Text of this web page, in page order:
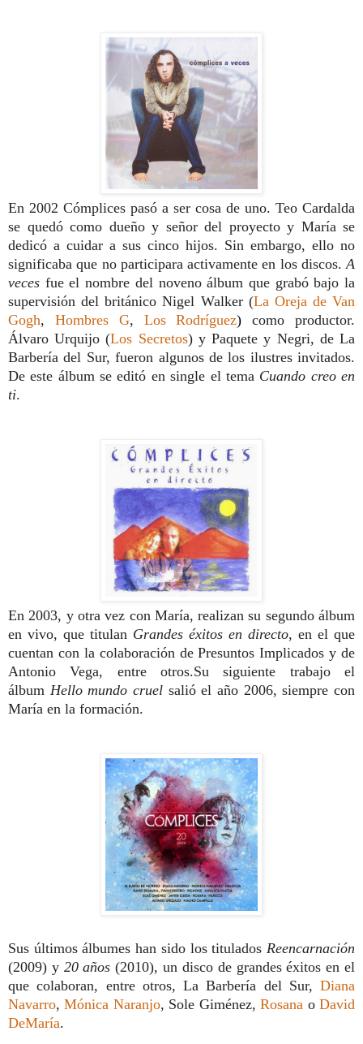
En 2002 Cómplices pasó a ser cosa de uno. Teo Cardalda
se quedó como dueño y señor del proyecto y María se
dedicó a cuidar a sus cinco hijos. Sin embargo, ello no
significaba que no participara activamente en los discos. A
veces fue el nombre del noveno álbum que grabó bajo la
supervisión del británico Nigel Walker (La Oreja de Van
Gogh, Hombres G, Los Rodríguez) como productor.
Álvaro Urquijo (Los Secretos) y Paquete y Negri, de La
Barbería del Sur, fueron algunos de los ilustres invitados.
De este álbum se editó en single el tema Cuando creo en
ti.
En 2003, y otra vez con María, realizan su segundo álbum
en vivo, que titulan Grandes éxitos en directo, en el que
cuentan con la colaboración de Presuntos Implicados y de
Antonio Vega, entre otros.Su siguiente trabajo el
álbum Hello mundo cruel salió el año 2006, siempre con
María en la formación.
Sus últimos álbumes han sido los titulados Reencarnación
(2009) y 20 años(2010), un disco de grandes éxitos en el
que colaboran, entre otros, La Barbería del Sur, Diana
Navarro,Mónica Naranjo, Sole Giménez,Rosana oDavid
DeMaría.